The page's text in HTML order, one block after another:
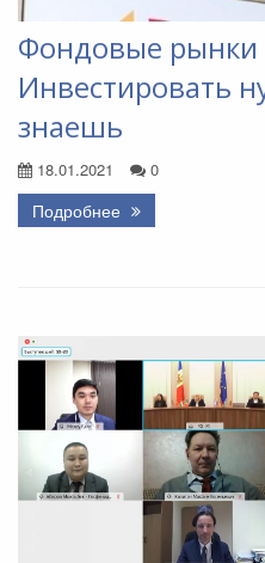
Фондовые рынки
Инвестировать
знаешь
18.01.2021 0
Подробнее